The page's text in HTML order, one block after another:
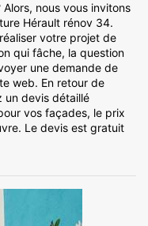
nous vous invitons
Hérault rénov 34.
votre projet de
qui fâche, la question
une demande de
web. En retour de
un devis détaillé
vos façades, le prix
Le devis est gratuit